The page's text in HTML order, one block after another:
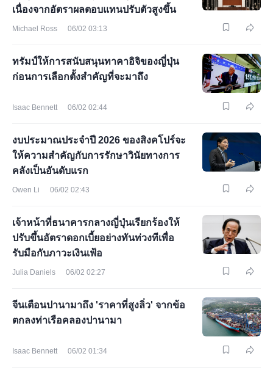
เนื่องจากอัตราผลตอบแทนปรับตัวสูงขึ้น
Michael Ross 06/02 03:13
ทรัมป์ให้การสนับสนุนทาคาอิจิของญี่ปุ่น
ก่อนการเลือกตั้งสำคัญที่จะมาถึง
Isaac Bennett 06/02 02:44
งบประมาณประจำปี 2026 ของสิงคโปร์จะ
ให้ความสำคัญกับการรักษาวินัยทางการ
คลังเป็นอันดับแรก
Owen Li 06/02 02:43
เจ้าหน้าที่ธนาคารกลางญี่ปุ่นเรียกร้องให้
ปรับขึ้นอัตราดอกเบี้ยอย่างทันท่วงทีเพื่อ
รับมือกับภาวะเงินเฟ้อ
Julia Daniels 06/02 02:27
จีนเตือนปานามาถึง 'ราคาที่สูงลิ่ว' จากข้อ
ตกลงท่าเรือคลองปานามา
Isaac Bennett 06/02 01:34